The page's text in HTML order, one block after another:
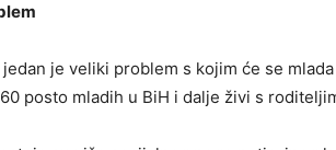
je veliki problem s kojim će se
posto mladih u BiH i dalje živi s